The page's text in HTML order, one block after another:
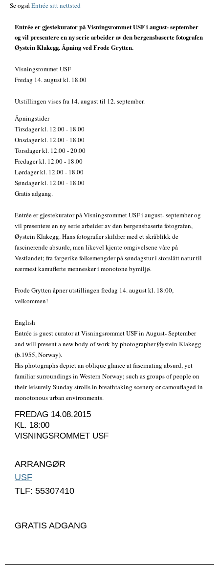
Se også Entrée sitt nettsted
Entrée er gjestekurator på Visningsrommet USF i august- september
og vil presentere en ny serie arbeider av den bergensbaserte fotografen
Øystein Klakegg. Åpning ved Frode Grytten.
Visningsrommet USF
Fredag 14. august kl. 18.00
Utstillingen vises fra 14. august til 12. september.
Åpningstider
Tirsdager kl. 12.00 - 18.00
Onsdager kl. 12.00 - 18.00
Torsdager kl. 12.00 - 20.00
Fredager kl. 12.00 - 18.00
Lørdager kl. 12.00 - 18.00
Søndager kl. 12.00 - 18.00
Gratis adgang.
Entrée er gjestekurator på Visningsrommet USF i august- september og
vil presentere en ny serie arbeider av den bergensbaserte fotografen,
Øystein Klakegg. Hans fotografier skildrer med et skråblikk de
fascinerende absurde, men likevel kjente omgivelsene våre på
Vestlandet; fra fargerike folkemengder på søndagstur i storslått natur til
nærmest kamuflerte mennesker i monotone bymiljø.
Frode Grytten åpner utstillingen fredag 14. august kl. 18:00,
velkommen!
English
Entrée is guest curator at Visningsrommet USF in August- September
and will present a new body of work by photographer Øystein Klakegg
(b.1955, Norway).
His photographs depict an oblique glance at fascinating absurd, yet
familiar surroundings in Western Norway; such as groups of people on
their leisurely Sunday strolls in breathtaking scenery or camouflaged in
monotonous urban environments.
FREDAG 14.08.2015
KL. 18:00
VISNINGSROMMET USF
ARRANGØR
USF
TLF: 55307410
GRATIS ADGANG